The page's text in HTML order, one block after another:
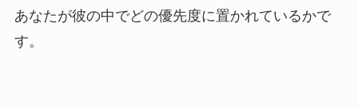
あなたが彼の中でどの優先度に置かれているかで
す。